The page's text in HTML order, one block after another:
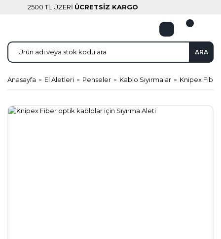
2500 TL ÜZERİ ÜCRETSİZ KARGO
ARA
Anasayfa El Aletleri Penseler Kablo Sıyırmalar Knipex